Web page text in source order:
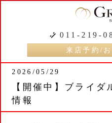
011-219-
来店予約/
2026/05/29
【開催中】ブライダ
情報